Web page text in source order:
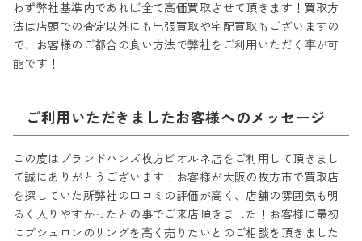
わず弊社基準内であれば全て高価買取させて頂きます！買取方
法は店頭での査定以外にも出張買取や宅配買取もございますの
で、お客様のご都合の良い方法で弊社をご利用いただく事が可
能です！
ご利用いただきましたお客様へのメッセージ
この度はブランドハンズ枚方ビオルネ店をご利用して頂きまし
て誠にありがとうございます！お客様が大阪の枚方市で買取店
を探していた所弊社の口コミの評価が高く、店舗の雰囲気も明
るく入りやすかったとの事でご来店頂きました！お客様に最初
にブシュロンのリングを高く売りたいとのご相談を頂きました